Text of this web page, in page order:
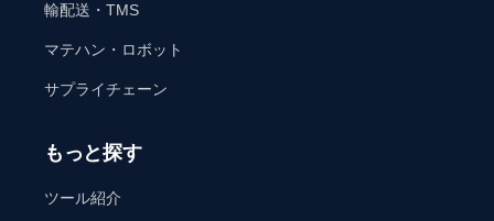
輸配送・TMS
マテハン・ロボット
サプライチェーン
もっと探す
ツール紹介